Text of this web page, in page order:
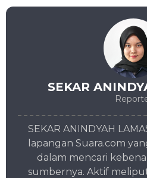
SEKAR
SEKAR ANINDYAH
lapangan Suara.com
dalam mencari
sumbernya. Aktif